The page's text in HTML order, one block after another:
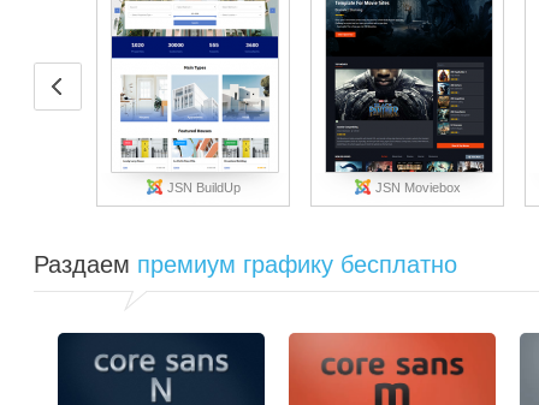
JSN BuildUp JSN Moviebox
Раздаем премиум графику бесплатно